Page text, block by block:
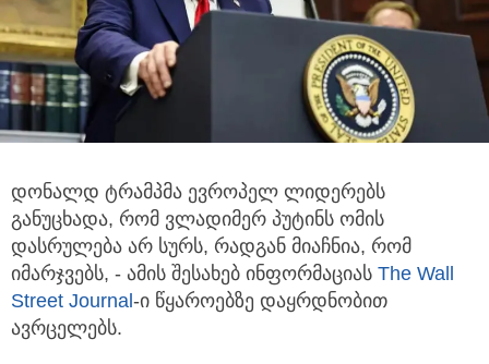
დონალდ ტრამპმა ევროპელ ლიდერებს
განუცხადა, რომ ვლადიმერ პუტინს ომის
დასრულება არ სურს, რადგან მიაჩნია, რომ
იმარჯვებს, - ამის შესახებ ინფორმაციას The Wall
Street Journal-ი წყაროებზე დაყრდნობით
ავრცელებს.